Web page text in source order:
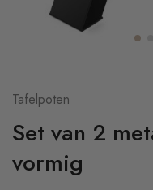
Tafelpoten
Set van 2
vormig